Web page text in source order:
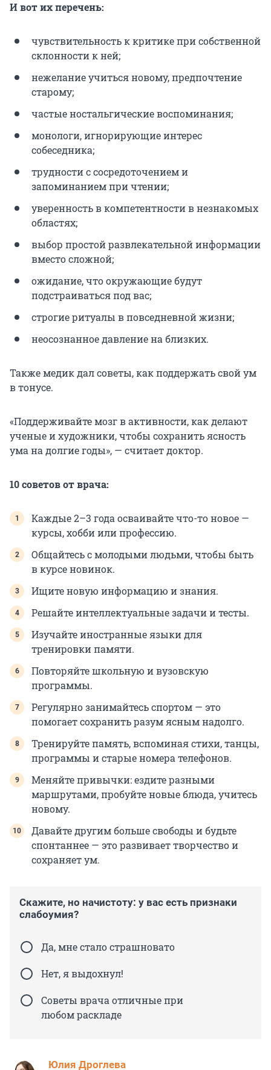
И вот их перечень:
чувствительность к критике при собственной
склонности к ней;
нежелание учиться новому, предпочтение
старому;
частые ностальгические воспоминания;
монологи, игнорирующие интерес
собеседника;
трудности с сосредоточением и
запоминанием при чтении;
уверенность в компетентности в незнакомых
областях;
выбор простой развлекательной информации
вместо сложной;
ожидание, что окружающие будут
подстраиваться под вас;
строгие ритуалы в повседневной жизни;
неосознанное давление на близких.
Также медик дал советы, как поддержать свой ум
в тонусе.
«Поддерживайте мозг в активности, как делают
ученые и художники, чтобы сохранить ясность
ума на долгие годы», — считает доктор.
10 советов от врача:
Каждые 2–3 года осваивайте что-то новое —
курсы, хобби или профессию.
Общайтесь с молодыми людьми, чтобы быть
в курсе новинок.
Ищите новую информацию и знания.
Решайте интеллектуальные задачи и тесты.
Изучайте иностранные языки для
тренировки памяти.
Повторяйте школьную и вузовскую
программы.
Регулярно занимайтесь спортом — это
помогает сохранить разум ясным надолго.
Тренируйте память, вспоминая стихи, танцы,
программы и старые номера телефонов.
Меняйте привычки: ездите разными
маршрутами, пробуйте новые блюда, учитесь
новому.
Давайте другим больше свободы и будьте
спонтаннее — это развивает творчество и
сохраняет ум.
Скажите, но начистоту: у вас есть признаки
слабоумия?
Да, мне стало страшновато
Нет, я выдохнул!
Советы врача отличные при
любом раскладе
Юлия Дроглева